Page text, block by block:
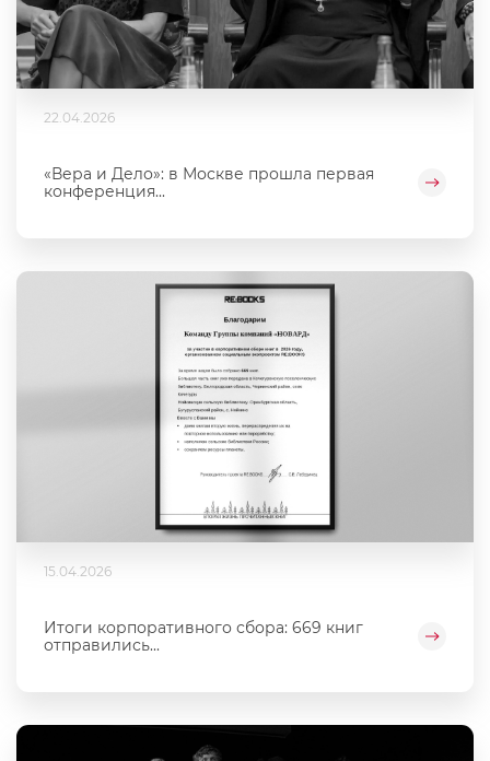
22.04.2026
«Вера и Дело»: в Москве прошла первая
конференция...
15.04.2026
Итоги корпоративного сбора: 669 книг
отправились...